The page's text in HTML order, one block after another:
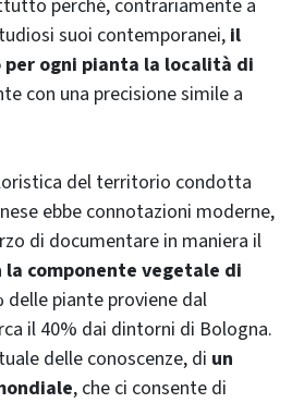
perché, contrariamente a
suoi contemporanei, il
ogni pianta la località di
con una precisione simile a
del territorio condotta
ebbe connotazioni moderne,
di documentare in maniera il
la componente vegetale di
delle piante proviene dal
il 40% dai dintorni di Bologna.
delle conoscenze, di un
, che ci consente di